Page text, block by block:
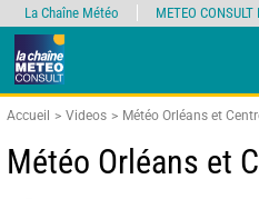
Accueil Videos Météo Orléans et
Météo Orléans et
La Chaîne Météo METEO